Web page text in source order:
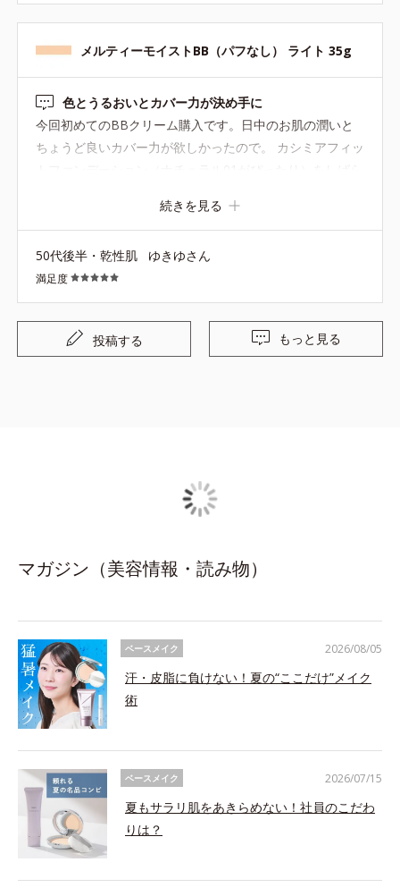
メルティーモイストBB（パフなし） ライト 35g
色とうるおいとカバー力が決め手に
今回初めてのBBクリーム購入です。日中のお肌の潤いと
ちょうど良いカバー力が欲しかったので。 カシミアフィッ
た。 BB３種のうち、こちらが一番今の私に合う色とうる
います❣️ サンプル使用で、他のBBのそれぞれの良さもと
ってもよくわかりました
続きを見る
50代後半・乾性肌 ゆきゆさん
満足度
投稿する もっと見る
マガジン（美容情報・読み物）
ベースメイク
汗・皮脂に負けない！夏の“ここだけ”メイク
術
2026/08/05
ベースメイク
夏もサラリ肌をあきらめない！社員のこだわ
りは？
2026/07/15